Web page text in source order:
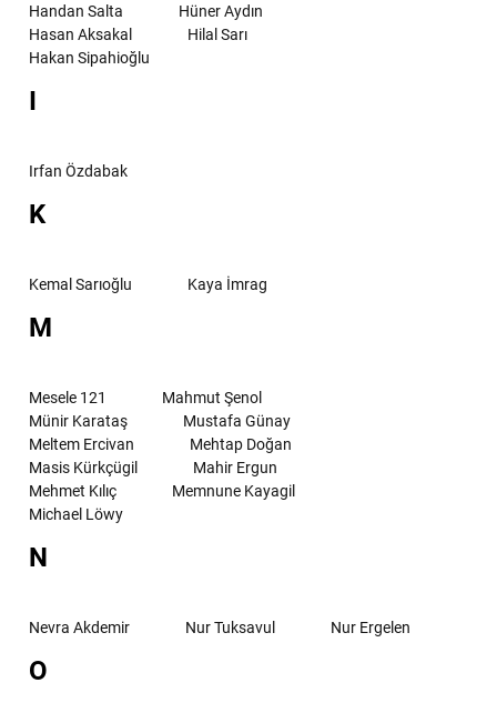
Handan Salta
Hüner Aydın
Hasan Aksakal
Hilal Sarı
Hakan Sipahioğlu
I
Irfan Özdabak
K
Kemal Sarıoğlu Kaya İmrag
M
Mesele 121
Mahmut Şenol
Münir Karataş
Mustafa Günay
Meltem Ercivan
Mehtap Doğan
Masis Kürkçügil
Mahir Ergun
Mehmet Kılıç
Memnune Kayagil
Michael Löwy
N
Nevra Akdemir Nur Tuksavul Nur Ergelen
O